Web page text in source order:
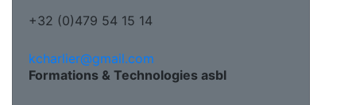
+32 (0)479 54 15 14
kcharlier@gmail.com
Formations & Technologies asbl